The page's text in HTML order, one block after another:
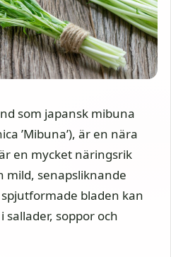
som japansk mibuna
’Mibuna’), är en nära
en mycket näringsrik
mild, senapsliknande
bladen kan
sallader, soppor och